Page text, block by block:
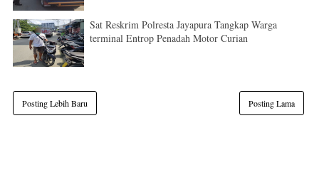
Sat Reskrim Polresta Jayapura Tangkap Warga
terminal Entrop Penadah Motor Curian
Posting Lebih Baru Posting Lama